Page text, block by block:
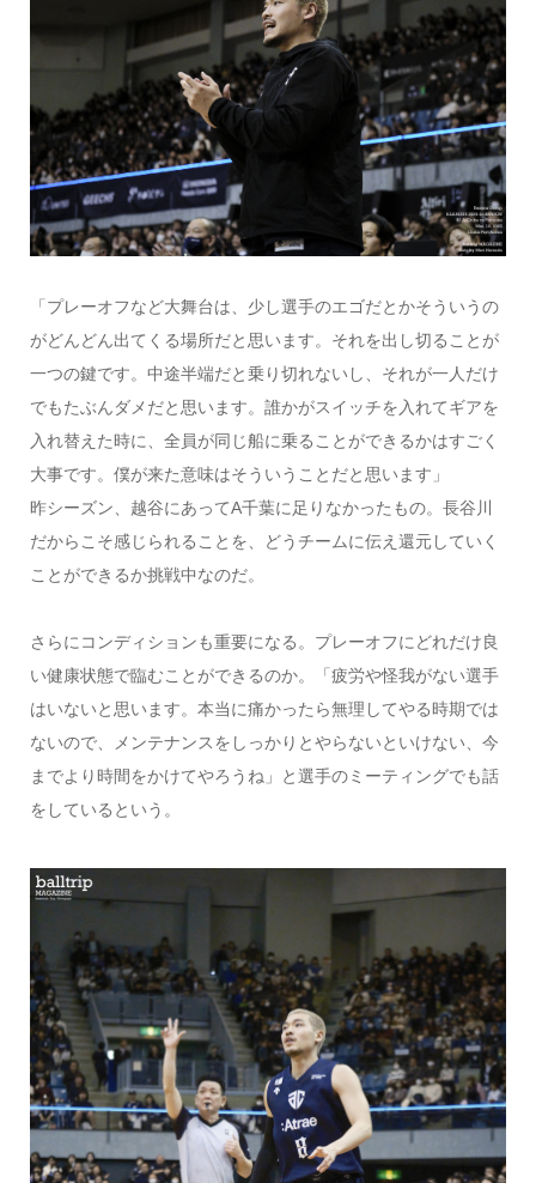
「プレーオフなど大舞台は、少し選手のエゴだとかそういうの
がどんどん出てくる場所だと思います。それを出し切ることが
一つの鍵です。中途半端だと乗り切れないし、それが一人だけ
でもたぶんダメだと思います。誰かがスイッチを入れてギアを
入れ替えた時に、全員が同じ船に乗ることができるかはすごく
大事です。僕が来た意味はそういうことだと思います」
昨シーズン、越谷にあってA千葉に足りなかったもの。長谷川
だからこそ感じられることを、どうチームに伝え還元していく
ことができるか挑戦中なのだ。
さらにコンディションも重要になる。プレーオフにどれだけ良
い健康状態で臨むことができるのか。「疲労や怪我がない選手
はいないと思います。本当に痛かったら無理してやる時期では
ないので、メンテナンスをしっかりとやらないといけない、今
までより時間をかけてやろうね」と選手のミーティングでも話
をしているという。